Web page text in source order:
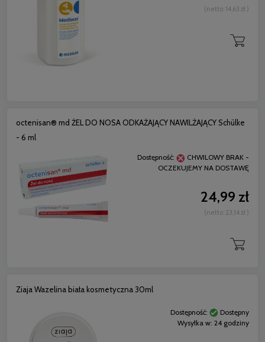
(netto: 14,63 zł )
octenisan® md ŻEL DO NOSA ODKAŻAJĄCY NAWILŻAJĄCY Schülke
- 6 ml
Dostępność:
CHWILOWY BRAK -
OCZEKUJEMY NA DOSTAWĘ
24,99 zł
(netto: 23,14 zł )
Ziaja Wazelina biała kosmetyczna 30ml
Dostępność:
Dostępny
Wysyłka w: 24 godziny